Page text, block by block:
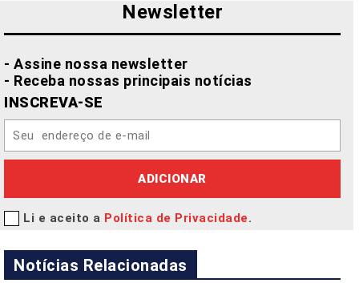
Newsletter
- Assine nossa newsletter
- Receba nossas principais notícias
INSCREVA-SE
ADICIONAR
Li e aceito a Política de Privacidade.
Notícias Relacionadas